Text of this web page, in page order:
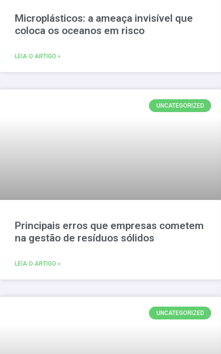
Microplásticos: a ameaça invisível que
coloca os oceanos em risco
LEIA O ARTIGO »
UNCATEGORIZED
Principais erros que empresas cometem
na gestão de resíduos sólidos
LEIA O ARTIGO »
UNCATEGORIZED